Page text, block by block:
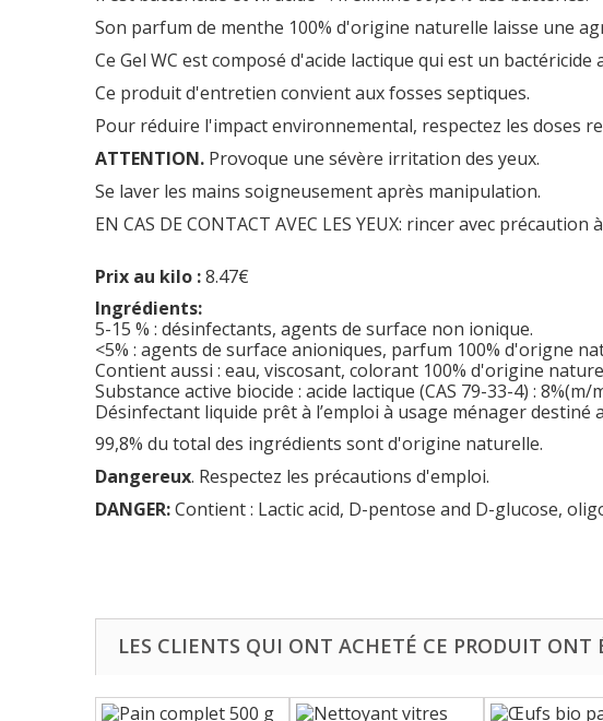
Son parfum de menthe 100% d'origine naturelle laisse une
Ce Gel WC est composé d'acide lactique qui est un
Ce produit d'entretien convient aux fosses septiques.
Pour réduire l'impact environnemental, respectez les doses
ATTENTION. Provoque une sévère irritation des yeux.
Se laver les mains soigneusement après manipulation.
EN CAS DE CONTACT AVEC LES YEUX: rincer avec
Prix au kilo :8.47€
Ingrédients:
5-15 % : désinfectants, agents de surface non ionique.
<5% : agents de surface anioniques, parfum 100% d'origne
Contient aussi : eau, viscosant, colorant 100% d'origine
Substance active biocide : acide lactique (CAS 79-33-4) : 8%(m/
Désinfectant liquide prêt à l’emploi à usage ménager destiné
99,8% du total des ingrédients sont d'origine naturelle.
Dangereux. Respectez les précautions d'emploi.
DANGER:Contient : Lactic acid, D-pentose and D-glucose,
LES CLIENTS QUI ONT ACHETÉ CE PRODUIT ONT